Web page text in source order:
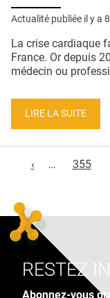
Actualité publiée il y a
La crise cardiaque
France. Or depuis
médecin ou
LIRE LA SUITE
‹
… 355
RESTEZ
Abonnez-vous